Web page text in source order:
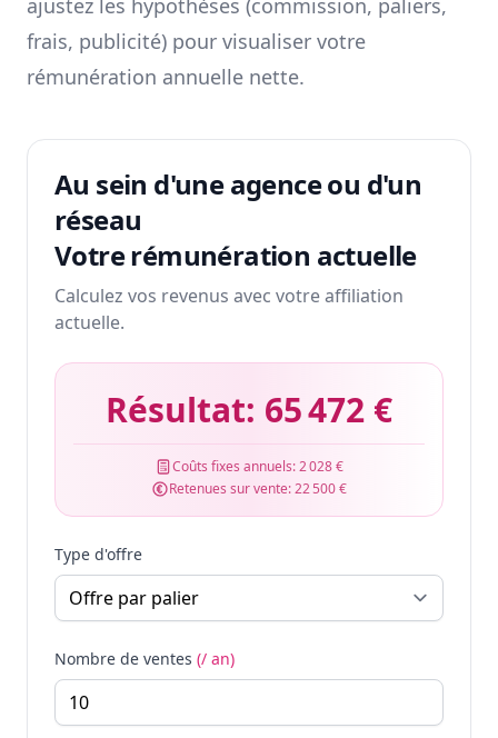
ajustez les hypothèses (commission, paliers,
frais, publicité) pour visualiser votre
rémunération annuelle nette.
Au sein d'une agence ou d'un
réseau
Votre rémunération actuelle
Calculez vos revenus avec votre affiliation
actuelle.
Résultat: 65 472 €
Coûts fixes annuels:2 028 €
Retenues sur vente:22 500 €
Type d'offre
Nombre de ventes (/ an)